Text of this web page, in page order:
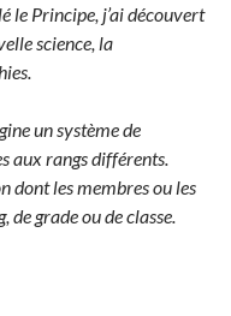
le Principe, j’ai découvert
science, la
un système de
aux rangs différents.
dont les membres ou les
grade ou de classe.